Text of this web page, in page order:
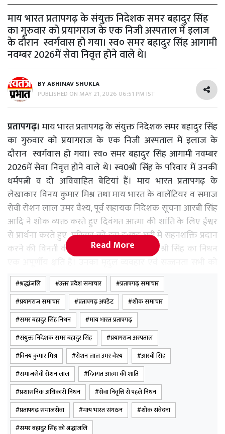
माय भारत प्रतापगढ़ के संयुक्त निदेशक समर बहादुर सिंह
का गुरुवार को प्रयागराज के एक निजी अस्पताल में इलाज
के दौरान स्वर्गवास हो गया। स्व० समर बहादुर सिंह आगामी
नवम्बर 2026में सेवा निवृत्त होने वाले थे।
BYABHINAV SHUKLA
PUBLISHED ON MAY 21, 2026 06:51 PM IST
प्रतापगढ़। माय भारत प्रतापगढ़ के संयुक्त निदेशक समर बहादुर सिंह
का गुरुवार को प्रयागराज के एक निजी अस्पताल में इलाज के
दौरान स्वर्गवास हो गया। स्व० समर बहादुर सिंह आगामी नवम्बर
2026में सेवा निवृत्त होने वाले थे। स्व0श्री सिंह‌‌ के परिवार में उनकी
धर्मपत्नी व दो अविवाहित बेटियां हैं। माय भारत प्रतापगढ़ के
लेखाकार विनय कुमार मिश्र तथा माय भारत के वालेंटियर व समाज
सेवी रोशन लाल उमर वैश्य, पूर्व सहायक निदेशक सूचना आरबी सिंह
आदि ने शोक व्यक्त करते हुए दिवंगत आत्मा की शांति के लिए ईश्वर
से प्रार्थना करते हुए परिवार को इस दु:खद घड़ी में सहनशक्ति प्रदान
करने की विनती की है। रोशन लाल ने कहा कि श्री सिंह का निधन
हमेशा याद रहेगा।
Read More
श्रद्धांजलि उत्तर प्रदेश समाचार
प्रतापगढ़ समाचार
प्रयागराज समाचार
प्रतापगढ़ अपडेट
शोक समाचार
समर बहादुर सिंह निधन
माय भारत प्रतापगढ़
संयुक्त निदेशक समर बहादुर सिंह
प्रयागराज अस्पताल
विनय कुमार मिश्र
रोशन लाल उमर वैश्य
आरबी सिंह
समाजसेवी रोशन लाल
दिवंगत आत्मा की शांति
प्रशासनिक अधिकारी निधन
सेवा निवृत्ति से पहले निधन
प्रतापगढ़ समाजसेवा
माय भारत संगठन
शोक संवेदना
समर बहादुर सिंह को श्रद्धांजलि